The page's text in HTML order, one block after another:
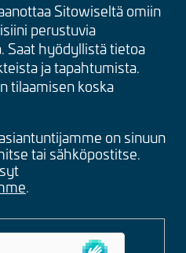
Sitowiseltä omiin
perustuvia
Saat hyödyllistä tietoa
ja tapahtumista.
tilaamisen koska
on sinuun
tai sähköpostitse.
.